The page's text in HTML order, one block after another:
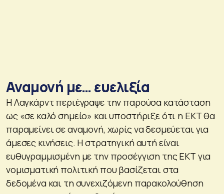
Αναμονή με… ευελιξία
Η Λαγκάρντ περιέγραψε την παρούσα κατάσταση
ως «σε καλό σημείο» και υποστήριξε ότι η ΕΚΤ θα
παραμείνει σε αναμονή, χωρίς να δεσμεύεται για
άμεσες κινήσεις. Η στρατηγική αυτή είναι
ευθυγραμμισμένη με την προσέγγιση της ΕΚΤ για
νομισματική πολιτική που βασίζεται στα
δεδομένα και τη συνεχιζόμενη παρακολούθηση